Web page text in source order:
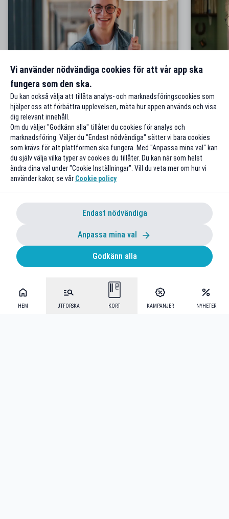
HEM UTFORSKA KORT KAMPANJER NYHETER
CSN - allt du behöver veta
Få
Vi använder nödvändiga cookies för att vår app ska
fungera som den ska.
Du kan också välja att tillåta analys- och marknadsföringscookies som
hjälper oss att förbättra upplevelsen, mäta hur appen används och visa
dig relevant innehåll.
Om du väljer "Godkänn alla" tillåter du cookies för analys och
marknadsföring. Väljer du "Endast nödvändiga" sätter vi bara cookies
som krävs för att plattformen ska fungera. Med "Anpassa mina val" kan
du själv välja vilka typer av cookies du tillåter. Du kan när som helst
ändra dina val under "Cookie Inställningar". Vill du veta mer om hur vi
använder kakor, se vår Cookie policy
Endast nödvändiga
Anpassa mina val
Godkänn alla